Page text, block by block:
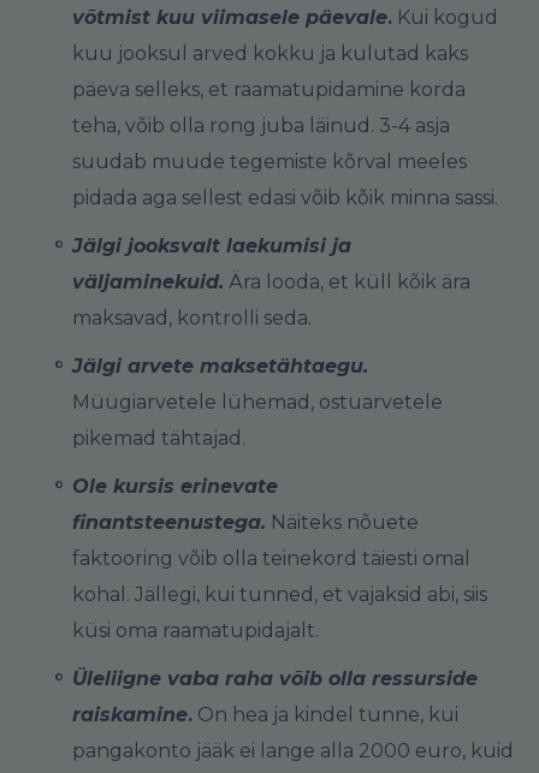
võtmist kuu viimasele päevale. Kui kogud
kuu jooksul arved kokku ja kulutad kaks
päeva selleks, et raamatupidamine korda
teha, võib olla rong juba läinud. 3-4 asja
suudab muude tegemiste kõrval meeles
pidada aga sellest edasi võib kõik minna sassi.
Jälgi jooksvalt laekumisi ja
väljaminekuid. Ära looda, et küll kõik ära
maksavad, kontrolli seda.
Jälgi arvete maksetähtaegu.
Müügiarvetele lühemad, ostuarvetele
pikemad tähtajad.
Ole kursis erinevate
finantsteenustega. Näiteks nõuete
faktooring võib olla teinekord täiesti omal
kohal. Jällegi, kui tunned, et vajaksid abi, siis
küsi oma raamatupidajalt.
Üleliigne vaba raha võib olla ressurside
raiskamine. On hea ja kindel tunne, kui
pangakonto jääk ei lange alla 2000 euro, kuid